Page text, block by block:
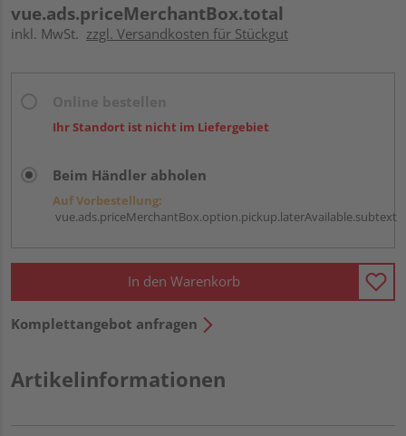
vue.ads.priceMerchantBox.total
inkl. MwSt. zzgl. Versandkosten für Stückgut
Ihr Standort ist nicht im Liefergebiet
Beim Händler abholen
Auf Vorbestellung:
vue.ads.priceMerchantBox.option.pickup.laterAvailable.subtext
In den Warenkorb
Komplettangebot anfragen
Artikelinformationen